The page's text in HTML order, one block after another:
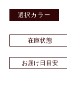
在庫状態
お届け日目安